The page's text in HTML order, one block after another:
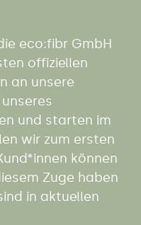
eco:fibr GmbH
offiziellen
an unsere
und starten im
wir zum ersten
können
Zuge haben
in aktuellen